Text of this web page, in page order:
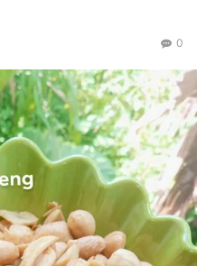
0